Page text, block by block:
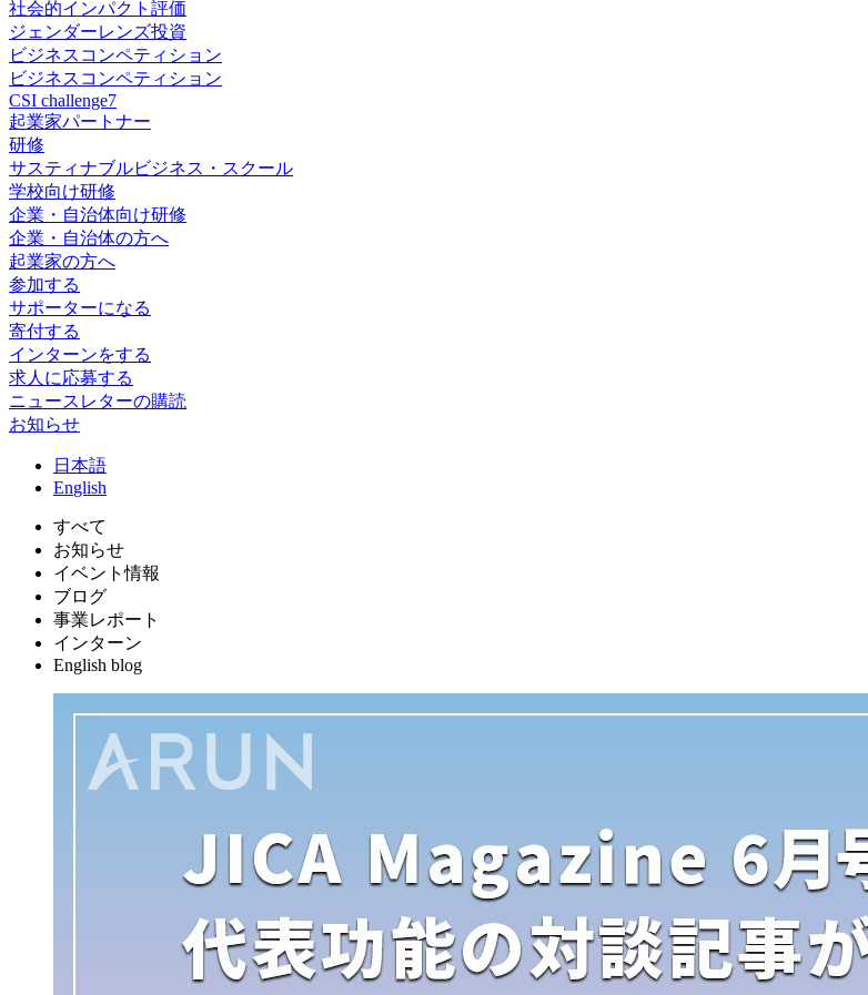
社会的インパクト評価
ジェンダーレンズ投資
ビジネスコンペティション
ビジネスコンペティション
CSI challenge7
起業家パートナー
研修
サスティナブルビジネス・スクール
学校向け研修
企業・自治体向け研修
企業・自治体の方へ
起業家の方へ
参加する
サポーターになる
寄付する
インターンをする
求人に応募する
ニュースレターの購読
お知らせ
日 本語
English
すべて
お知らせ
イベント情報
ブログ
事業レポート
インターン
English blog